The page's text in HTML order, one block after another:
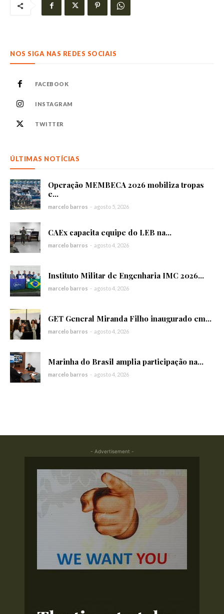
NOS SIGA NAS REDES SOCIAIS
FACEBOOK
INSTAGRAM
TWITTER
ÚLTIMAS NOTÍCIAS
Operação MEMBECA 2026 mobiliza tropas
e...
marcelo barros - agosto 5, 2026
CAEx capacita equipe do LEB na...
marcelo barros - agosto 4, 2026
Instituto Militar de Engenharia IMC 2026...
marcelo barros - agosto 4, 2026
GET General Miranda Filho inaugurado em...
marcelo barros - agosto 4, 2026
Marinha do Brasil amplia participação na...
marcelo barros - agosto 4, 2026
- Advertisement -